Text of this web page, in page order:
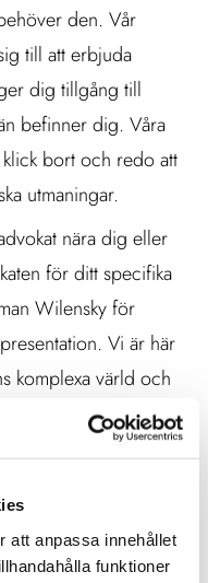
att anpassa innehållet
funktioner
den. Vår
till att erbjuda
dig tillgång till
befinner dig. Våra
bort och redo att
utmaningar.
nära dig eller
för ditt specifika
Wilensky för
Vi är här
komplexa värld och
tillvaratas på
konsultation och låt
val när det gäller
Advokatfirman